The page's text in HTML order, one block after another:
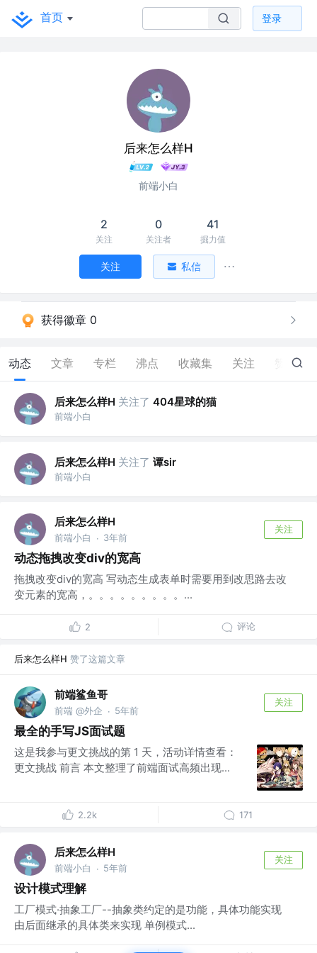
首页 登录
后来怎么样H
前端小白
2
关注
0
关注者
41
掘力值
关注 私信
获得徽章 0
动态 文章 专栏 沸点 收藏集 关注 3
后来怎么样H 关注了 404星球的猫
前端小白
后来怎么样H 关注了 谭sir
前端小白
后来怎么样H
前端小白 · 3年前
关注
动态拖拽改变div的宽高
拖拽改变div的宽高 写动态生成表单时需要用到改思路去改
变元素的宽高，。。。。。。。。。...
2 评论
后来怎么样H 赞了这篇文章
前端鲨鱼哥
前端 @外企 · 5年前
关注
最全的手写JS面试题
这是我参与更文挑战的第 1 天，活动详情查看：
更文挑战 前言 本文整理了前端面试高频出现...
2.2k 171
后来怎么样H
前端小白 · 5年前
关注
设计模式理解
工厂模式·抽象工厂--抽象类约定的是功能，具体功能实现
由后面继承的具体类来实现 单例模式...